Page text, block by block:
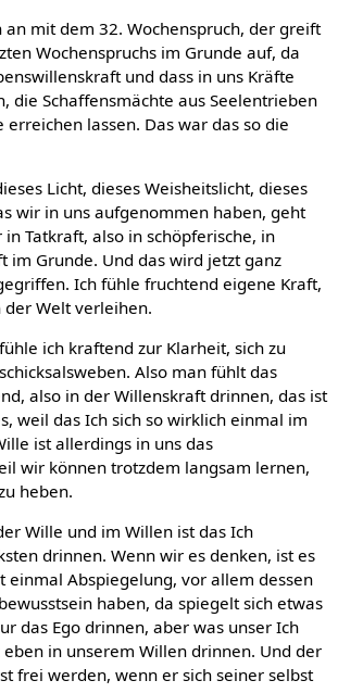
an mit dem 32. Wochenspruch, der greift
Wochenspruchs im Grunde auf, da
und dass in uns Kräfte
die Schaffensmächte aus Seelentrieben
erreichen lassen. Das war das so die
Licht, dieses Weisheitslicht, dieses
wir in uns aufgenommen haben, geht
Tatkraft, also in schöpferische, in
im Grunde. Und das wird jetzt ganz
Ich fühle fruchtend eigene Kraft,
Welt verleihen.
ich kraftend zur Klarheit, sich zu
Also man fühlt das
also in der Willenskraft drinnen, das ist
weil das Ich sich so wirklich einmal im
ist allerdings in uns das
wir können trotzdem langsam lernen,
heben.
Wille und im Willen ist das Ich
drinnen. Wenn wir es denken, ist es
einmal Abspiegelung, vor allem dessen
haben, da spiegelt sich etwas
das Ego drinnen, aber was unser Ich
in unserem Willen drinnen. Und der
frei werden, wenn er sich seiner selbst